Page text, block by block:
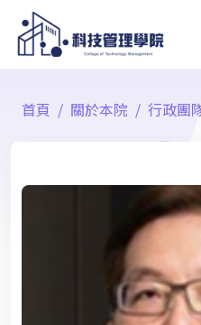
首頁 關於本院 行政團